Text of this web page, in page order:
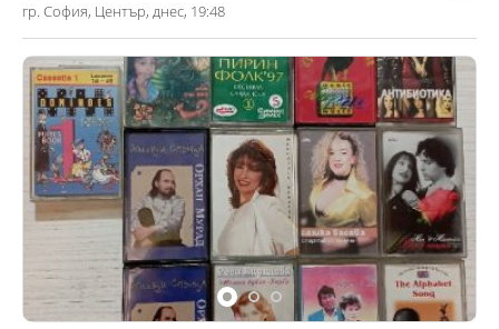
гр. София, Център, днес, 19:48